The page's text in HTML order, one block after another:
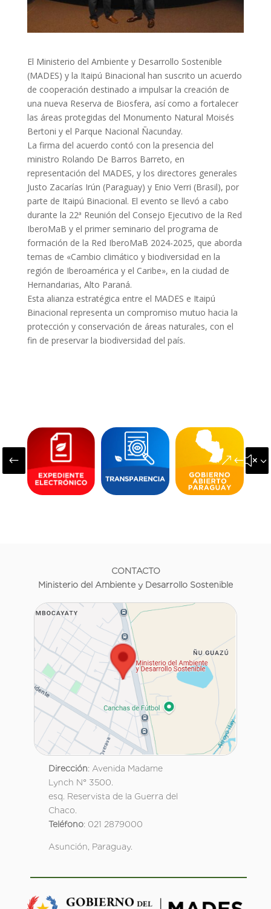
El Ministerio del Ambiente y Desarrollo Sostenible
(MADES) y la Itaipú Binacional han suscrito un acuerdo
de cooperación destinado a impulsar la creación de
una nueva Reserva de Biosfera, así como a fortalecer
las áreas protegidas del Monumento Natural Moisés
Bertoni y el Parque Nacional Ñacunday.
La firma del acuerdo contó con la presencia del
ministro Rolando De Barros Barreto, en
representación del MADES, y los directores generales
Justo Zacarías Irún (Paraguay) y Enio Verri (Brasil), por
parte de Itaipú Binacional. El evento se llevó a cabo
durante la 22ª Reunión del Consejo Ejecutivo de la Red
IberoMaB y el primer seminario del programa de
formación de la Red IberoMaB 2024-2025, que aborda
temas de «Cambio climático y biodiversidad en la
región de Iberoamérica y el Caribe», en la ciudad de
Hernandarias, Alto Paraná.
Esta alianza estratégica entre el MADES e Itaipú
Binacional representa un compromiso mutuo hacia la
protección y conservación de áreas naturales, con el
fin de preservar la biodiversidad del país.
#
CONTACTO
Ministerio del Ambiente y Desarrollo Sostenible
Dirección: Avenida Madame
Lynch N° 3500.
esq. Reservista de la Guerra del
Chaco.
Teléfono: 021 2879000
Asunción, Paraguay.